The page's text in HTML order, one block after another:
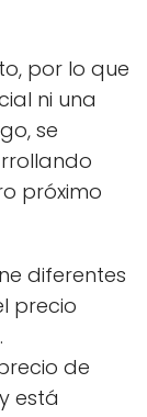
por lo que
ni una
se
próximo
diferentes
precio
de
está